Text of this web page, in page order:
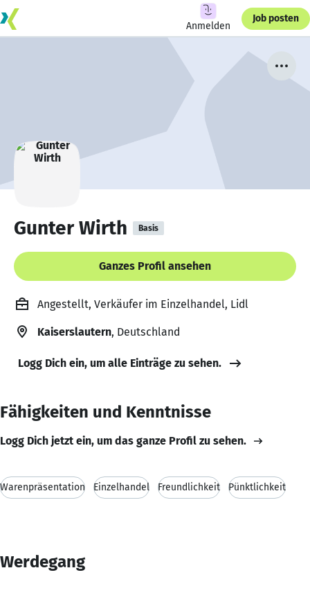
Anmelden
Job posten
Gunter Wirth Basis
Ganzes Profil ansehen
Angestellt, Verkäufer im Einzelhandel, Lidl
Kaiserslautern, Deutschland
Logg Dich ein, um alle Einträge zu sehen.
Fähigkeiten und Kenntnisse
Logg Dich jetzt ein, um das ganze Profil zu sehen.
Warenpräsentation Einzelhandel Freundlichkeit Pünktlichkeit
Werdegang